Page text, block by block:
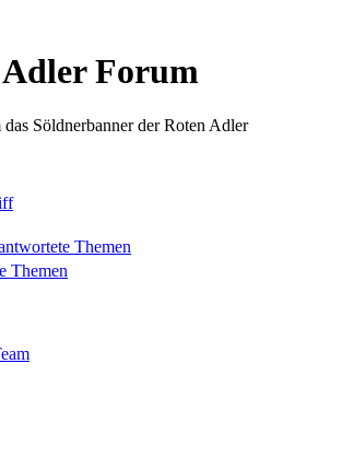
Adler Forum
Söldnerbanner der Roten Adler
Themen
Themen